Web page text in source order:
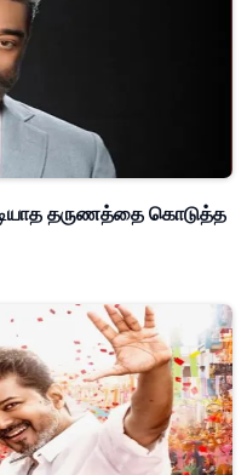
தருணத்தை கொடுத்த